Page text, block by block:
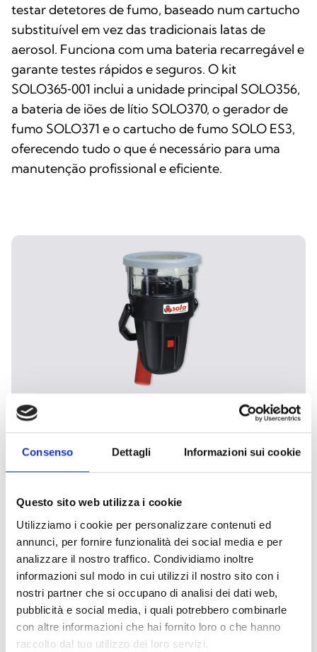
Consenso Dettagli Informazioni sui cookie
Questo sito web utilizza i cookie
Utilizziamo i cookie per personalizzare contenuti ed
annunci, per fornire funzionalità dei social media e per
analizzare il nostro traffico. Condividiamo inoltre
informazioni sul modo in cui utilizzi il nostro sito con i
nostri partner che si occupano di analisi dei dati web,
pubblicità e social media, i quali potrebbero combinarle
con altre informazioni che hai fornito loro o che hanno
raccolto dal tuo utilizzo dei loro servizi.
testar detetores de fumo, baseado num cartucho
substituível em vez das tradicionais latas de
aerosol. Funciona com uma bateria recarregável e
garante testes rápidos e seguros. O kit
SOLO365‑001 inclui a unidade principal SOLO356,
a bateria de iões de lítio SOLO370, o gerador de
fumo SOLO371 e o cartucho de fumo SOLO ES3,
oferecendo tudo o que é necessário para uma
manutenção profissional e eficiente.
SOLO 461: testador para
detetores de temperatura
alimentado por bateria
Aparelho para teste funcional de detetores de
temperatura, alimentado por bateria, que permite
Combinado com as extensões telescópicas,
permite testar detetores instalados até 9 m de
altura.